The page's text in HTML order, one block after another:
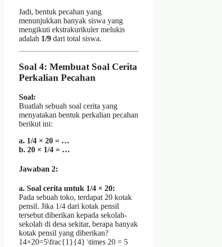
Jadi, bentuk pecahan yang
menunjukkan banyak siswa yang
mengikuti ekstrakurikuler melukis
adalah 1/9 dari total siswa.
Soal 4: Membuat Soal Cerita
Perkalian Pecahan
Soal:
Buatlah sebuah soal cerita yang
menyatakan bentuk perkalian pecahan
berikut ini:
a. 1/4 × 20 = …
b. 20 × 1/4 = …
Jawaban 2:
a. Soal cerita untuk 1/4 × 20:
Pada sebuah toko, terdapat 20 kotak
pensil. Jika 1/4 dari kotak pensil
tersebut diberikan kepada sekolah-
sekolah di desa sekitar, berapa banyak
kotak pensil yang diberikan?
14×20=5\frac{1}{4} \times 20 = 5